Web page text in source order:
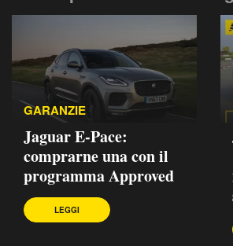
GARANZIE
Jaguar E-Pace:
comprarne una con il
programma Approved
LEGGI